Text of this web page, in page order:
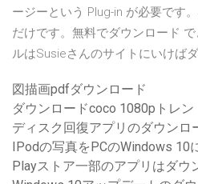
ージーという Plug-in が必要です
だけです。無料でダウンロード
ルはSusieさんのサイトにいけば
図描画pdfダウンロード
ダウンロードcoco 1080pトレン
ディスク回復アプリのダウンロ
IPodの写真をPCのWindows 10
Playストア一部のアプリはダウ